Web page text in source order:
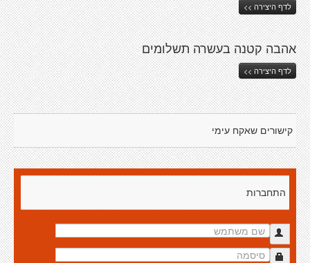
לדף היצירה >>
אהבה קטנה בעשרה תשלומים
לדף היצירה >>
קישורים שאקח עימי
התחברות